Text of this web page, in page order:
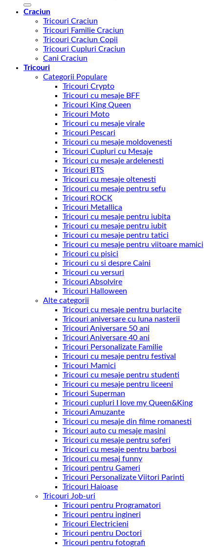
Craciun
Tricouri Craciun
Tricouri Familie Craciun
Tricouri Craciun Copii
Tricouri Cupluri Craciun
Cani Craciun
Tricouri
Categorii Populare
Tricouri Crypto
Tricouri cu mesaje BFF
Tricouri King Queen
Tricouri Moto
Tricouri cu mesaje virale
Tricouri Pescari
Tricouri cu mesaje moldovenesti
Tricouri Cupluri cu Mesaje
Tricouri cu mesaje ardelenesti
Tricouri BTS
Tricouri cu mesaje oltenesti
Tricouri cu mesaje pentru sefu
Tricouri ROCK
Tricouri Metallica
Tricouri cu mesaje pentru iubita
Tricouri cu mesaje pentru iubit
Tricouri cu mesaje pentru tatici
Tricouri cu mesaje pentru viitoare mamici
Tricouri cu pisici
Tricouri cu si despre Caini
Tricouri cu versuri
Tricouri Absolvire
Tricouri Halloween
Alte categorii
Tricouri cu mesaje pentru burlacite
Tricouri aniversare cu luna nasterii
Tricouri Aniversare 50 ani
Tricouri Aniversare 40 ani
Tricouri Personalizate Familie
Tricouri cu mesaje pentru festival
Tricouri Mamici
Tricouri cu mesaje pentru studenti
Tricouri cu mesaje pentru liceeni
Tricouri Superman
Tricouri cupluri I love my Queen&King
Tricouri Amuzante
Tricouri cu mesaje din filme romanesti
Tricouri auto cu mesaje masini
Tricouri cu mesaje pentru soferi
Tricouri cu mesaje pentru barbosi
Tricouri cu mesaj funny
Tricouri pentru Gameri
Tricouri Personalizate Viitori Parinti
Tricouri Haioase
Tricouri Job-uri
Tricouri pentru Programatori
Tricouri pentru ingineri
Tricouri Electricieni
Tricouri pentru Doctori
Tricouri pentru fotografi